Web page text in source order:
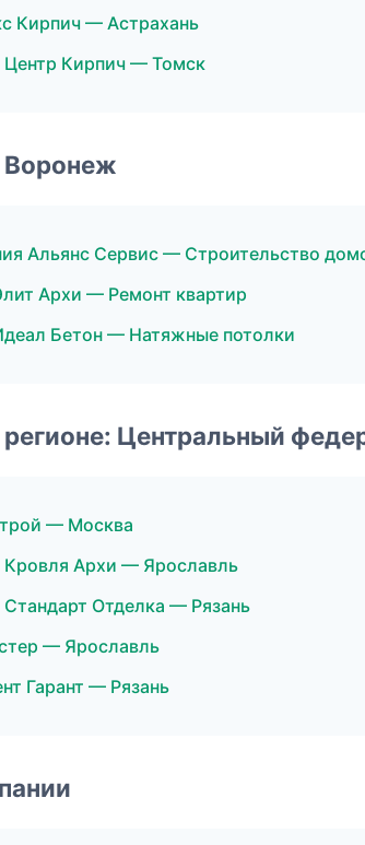
Кирпич — Астрахань
Центр Кирпич — Томск
Воронеж
Альянс Сервис — Строительство
Архи — Ремонт квартир
Бетон — Натяжные потолки
Центральный
— Москва
Кровля Архи — Ярославль
Отделка — Рязань
— Ярославль
Гарант — Рязань